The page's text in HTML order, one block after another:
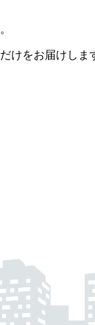
けをお届けしま